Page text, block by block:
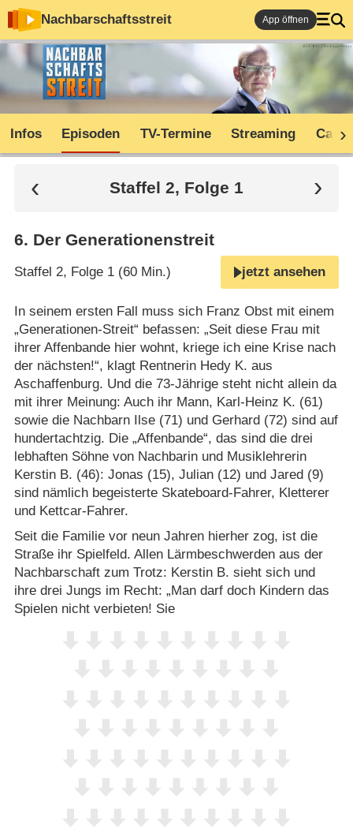
Nachbarschaftsstreit App öffnen
Infos Episoden TV-Termine Streaming Cast
Staffel 2, Folge 1
6. Der Generationenstreit
Staffel 2, Folge 1 (60 Min.) jetzt ansehen
In seinem ersten Fall muss sich Franz Obst mit einem
„Generationen-Streit“ befassen: „Seit diese Frau mit
ihrer Affenbande hier wohnt, kriege ich eine Krise nach
der nächsten!“, klagt Rentnerin Hedy K. aus
Aschaffenburg. Und die 73-Jährige steht nicht allein da
mit ihrer Meinung: Auch ihr Mann, Karl-Heinz K. (61)
sowie die Nachbarn Ilse (71) und Gerhard (72) sind auf
hundertachtzig. Die „Affenbande“, das sind die drei
lebhaften Söhne von Nachbarin und Musiklehrerin
Kerstin B. (46): Jonas (15), Julian (12) und Jared (9)
sind nämlich begeisterte Skateboard-Fahrer, Kletterer
und Kettcar-Fahrer.
Seit die Familie vor neun Jahren hierher zog, ist die
Straße ihr Spielfeld. Allen Lärmbeschwerden aus der
Nachbarschaft zum Trotz: Kerstin B. sieht sich und
ihre drei Jungs im Recht: „Man darf doch Kindern das
Spielen nicht verbieten! Sie